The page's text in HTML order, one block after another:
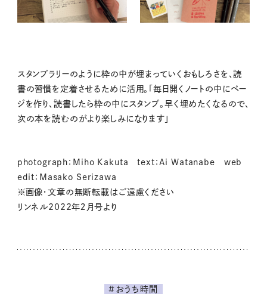
スタンプラリーのように枠の中が埋まっていくおもしろさを、読
書の習慣を定着させるために活用。「毎日開くノートの中にペー
ジを作り、読書したら枠の中にスタンプ。早く埋めたくなるので、
次の本を読むのがより楽しみになります」
photograph：Miho Kakuta text：Ai Watanabe web
edit：Masako Serizawa
※画像・文章の無断転載はご遠慮ください
リンネル2022年２月号より
#おうち時間